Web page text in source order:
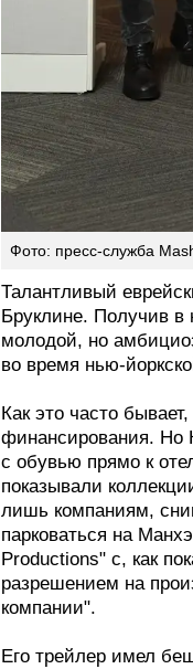
Фото: пресс-служба
Талантливый
Бруклине. Получив в
молодой, но
во время нью-
Как это часто
финансирования. Но
с обувью прямо к
показывали
лишь компаниям,
парковаться на
Productions" с, как
разрешением на
компании".
Его трейлер имел